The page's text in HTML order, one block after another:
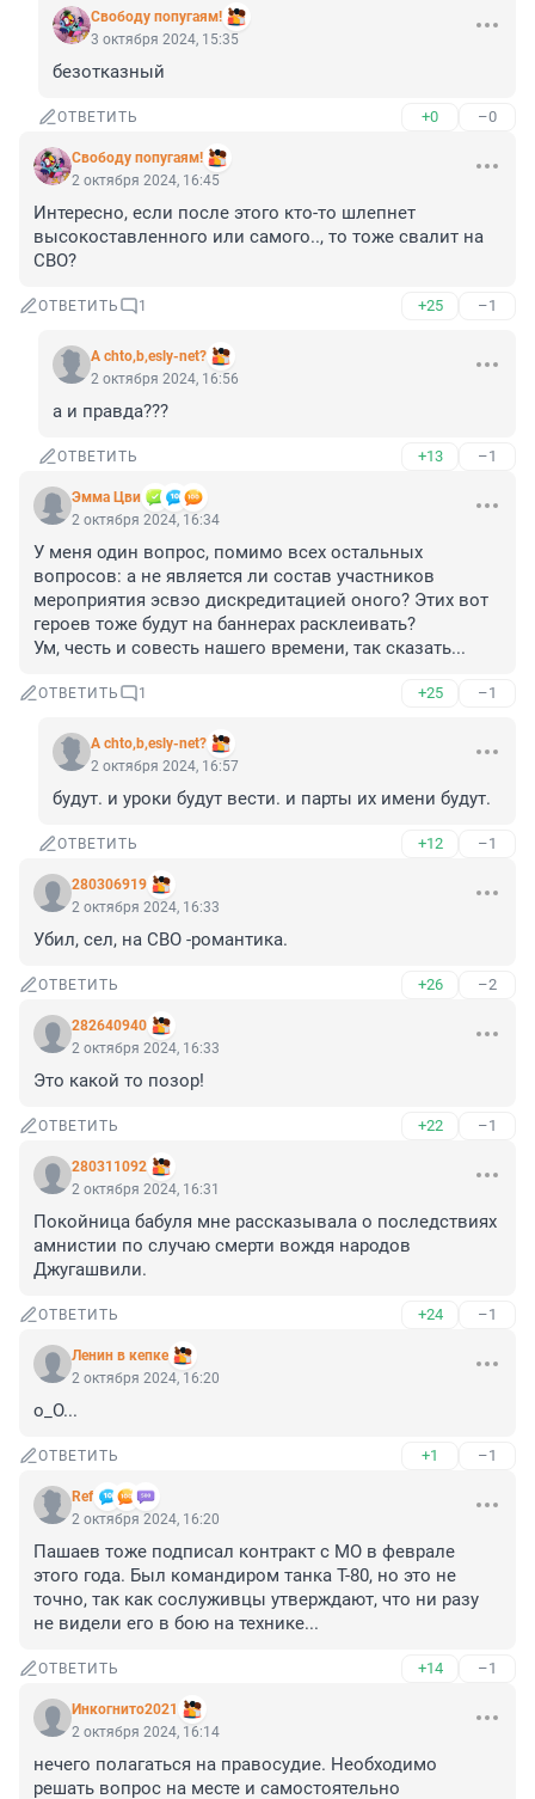
Свободу попугаям!
3 октября 2024, 15:35
безотказный
ОТВЕТИТЬ +0 –0
Свободу попугаям!
2 октября 2024, 16:45
Интересно, если после этого кто-то шлепнет
высокоставленного или самого.., то тоже свалит на
СВО?
ОТВЕТИТЬ 1 +25 –1
A chto,b,esly-net?
2 октября 2024, 16:56
а и правда???
ОТВЕТИТЬ +13 –1
Эмма Цви
2 октября 2024, 16:34
У меня один вопрос, помимо всех остальных
вопросов: а не является ли состав участников
мероприятия эсвэо дискредитацией оного? Этих вот
героев тоже будут на баннерах расклеивать?
Ум, честь и совесть нашего времени, так сказать...
ОТВЕТИТЬ 1 +25 –1
A chto,b,esly-net?
2 октября 2024, 16:57
будут. и уроки будут вести. и парты их имени будут.
ОТВЕТИТЬ +12 –1
280306919
2 октября 2024, 16:33
Убил, сел, на СВО -романтика.
ОТВЕТИТЬ +26 –2
282640940
2 октября 2024, 16:33
Это какой то позор!
ОТВЕТИТЬ +22 –1
280311092
2 октября 2024, 16:31
Покойница бабуля мне рассказывала о последствиях
амнистии по случаю смерти вождя народов
Джугашвили.
ОТВЕТИТЬ +24 –1
Ленин в кепке
2 октября 2024, 16:20
о_О...
ОТВЕТИТЬ +1 –1
Ref
2 октября 2024, 16:20
Пашаев тоже подписал контракт с МО в феврале
этого года. Был командиром танка Т-80, но это не
точно, так как сослуживцы утверждают, что ни разу
не видели его в бою на технике...
ОТВЕТИТЬ +14 –1
Инкогнито2021
2 октября 2024, 16:14
нечего полагаться на правосудие. Необходимо
решать вопрос на месте и самостоятельно